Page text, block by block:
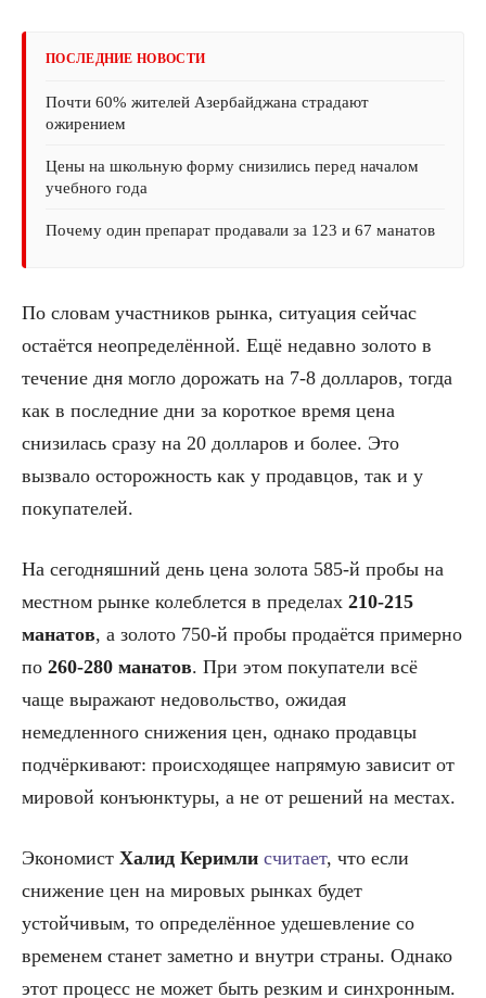
ПОСЛЕДНИЕ НОВОСТИ
Почти 60% жителей Азербайджана страдают
ожирением
Цены на школьную форму снизились перед началом
учебного года
Почему один препарат продавали за 123 и 67 манатов
По словам участников рынка, ситуация сейчас
остаётся неопределённой. Ещё недавно золото в
течение дня могло дорожать на 7-8 долларов, тогда
как в последние дни за короткое время цена
снизилась сразу на 20 долларов и более. Это
вызвало осторожность как у продавцов, так и у
покупателей.
На сегодняшний день цена золота 585-й пробы на
местном рынке колеблется в пределах 210-215
манатов, а золото 750-й пробы продаётся примерно
по 260-280 манатов. При этом покупатели всё
чаще выражают недовольство, ожидая
немедленного снижения цен, однако продавцы
подчёркивают: происходящее напрямую зависит от
мировой конъюнктуры, а не от решений на местах.
Экономист Халид Керимли считает, что если
снижение цен на мировых рынках будет
устойчивым, то определённое удешевление со
временем станет заметно и внутри страны. Однако
этот процесс не может быть резким и синхронным.